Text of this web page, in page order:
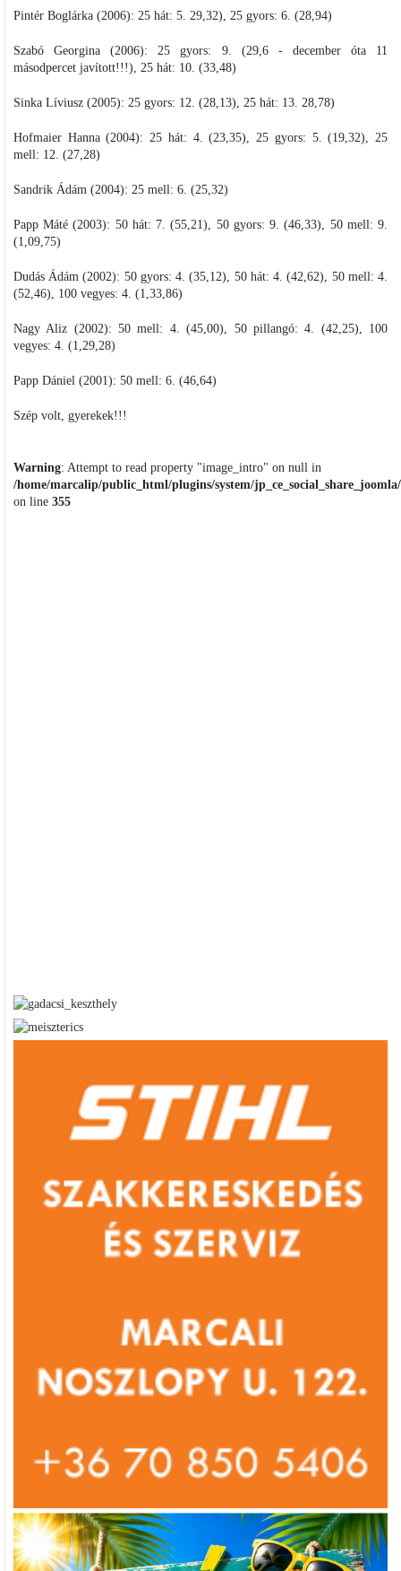
Pintér Boglárka (2006): 25 hát: 5. 29,32), 25 gyors: 6. (28,94)
Szabó Georgina (2006): 25 gyors: 9. (29,6 - december óta 11
másodpercet javított!!!), 25 hát: 10. (33,48)
Sinka Líviusz (2005): 25 gyors: 12. (28,13), 25 hát: 13. 28,78)
Hofmaier Hanna (2004): 25 hát: 4. (23,35), 25 gyors: 5. (19,32), 25
mell: 12. (27,28)
Sandrik Ádám (2004): 25 mell: 6. (25,32)
Papp Máté (2003): 50 hát: 7. (55,21), 50 gyors: 9. (46,33), 50 mell: 9.
(1,09,75)
Dudás Ádám (2002): 50 gyors: 4. (35,12), 50 hát: 4. (42,62), 50 mell: 4.
(52,46), 100 vegyes: 4. (1,33,86)
Nagy Aliz (2002): 50 mell: 4. (45,00), 50 pillangó: 4. (42,25), 100
vegyes: 4. (1,29,28)
Papp Dániel (2001): 50 mell: 6. (46,64)
Szép volt, gyerekek!!!
Warning: Attempt to read property "image_intro" on null in
/home/marcalip/public_html/plugins/system/
on line 355